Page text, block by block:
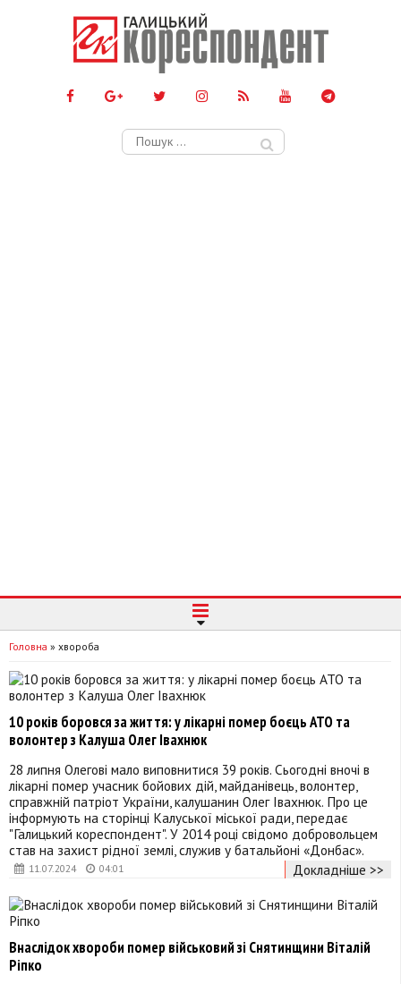
Пошук:
Головна » хвороба
11.07.2024 04:01
10 років боровся за життя: у лікарні помер боєць АТО та
волонтер з Калуша Олег Івахнюк
28 липня Олегові мало виповнитися 39 років. Сьогодні вночі в
лікарні помер учасник бойових дій, майданівець, волонтер,
справжній патріот України, калушанин Олег Івахнюк. Про це
інформують на сторінці Калуської міської ради, передає
"Галицький кореспондент". У 2014 році свідомо добровольцем
став на захист рідної землі, служив у батальйоні «Донбас».
Докладніше >>
Внаслідок хвороби помер військовий зі Снятинщини Віталій
Ріпко